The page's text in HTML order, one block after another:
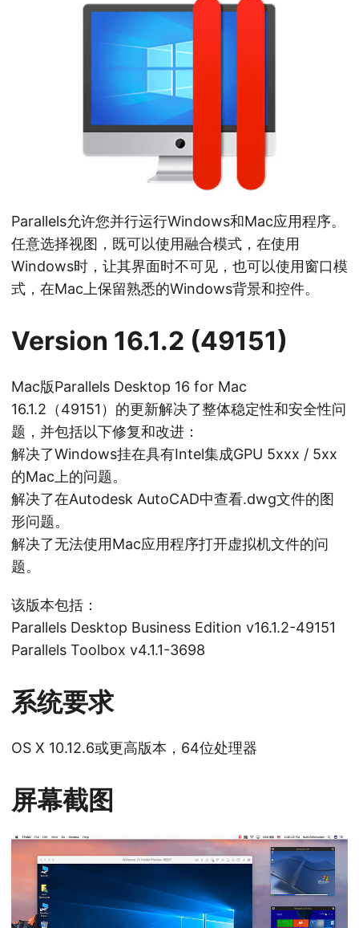
Parallels允许您并行运行Windows和Mac应用程序。
任意选择视图，既可以使用融合模式，在使用
Windows时，让其界面时不可见，也可以使用窗口模
式，在Mac上保留熟悉的Windows背景和控件。
Version 16.1.2 (49151)
Mac版Parallels Desktop 16 for Mac
16.1.2（49151）的更新解决了整体稳定性和安全性问
题，并包括以下修复和改进：
解决了Windows挂在具有Intel集成GPU 5xxx / 5xx
的Mac上的问题。
解决了在Autodesk AutoCAD中查看.dwg文件的图
形问题。
解决了无法使用Mac应用程序打开虚拟机文件的问
题。
该版本包括：
Parallels Desktop Business Edition v16.1.2-49151
Parallels Toolbox v4.1.1-3698
系统要求
OS X 10.12.6或更高版本，64位处理器
屏幕截图